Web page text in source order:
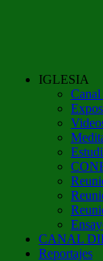
IGLESIA
CANAL
Reportajes